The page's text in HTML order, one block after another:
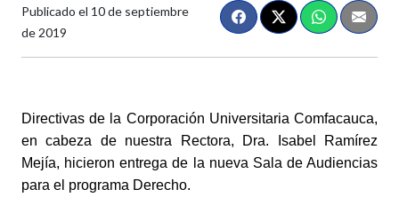
Publicado el 10 de septiembre
de 2019
Directivas de la Corporación Universitaria Comfacauca,
en cabeza de nuestra Rectora, Dra. Isabel Ramírez
Mejía, hicieron entrega de la nueva Sala de Audiencias
para el programa Derecho.